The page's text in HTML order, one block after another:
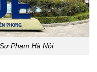
Phạm Hà Nội